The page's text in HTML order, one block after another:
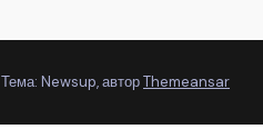
Тема: Newsup, авторThemeansar